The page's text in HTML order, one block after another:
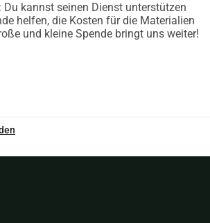
Du kannst seinen Dienst unterstützen
helfen, die Kosten für die Materialien
und kleine Spende bringt uns weiter!